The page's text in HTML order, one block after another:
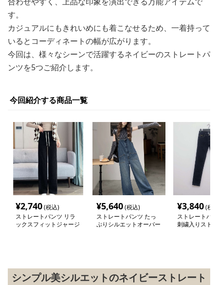
す。
カジュアルにもきれいめにも着こなせるため、一着持って
いるとコーディネートの幅が広がります。
今回は、様々なシーンで活躍するネイビーのストレートパ
ンツを5つご紹介します。
今回紹介する商品一覧
¥2,740(税込)
ストレートパンツ リラ
ックスフィットジャージ
¥5,640(税込)
ストレートパンツ たっ
ぷりシルエットオーバー
¥3,840(税
ストレートパ
刺繍入りスト
シンプル美シルエットのネイビーストレート